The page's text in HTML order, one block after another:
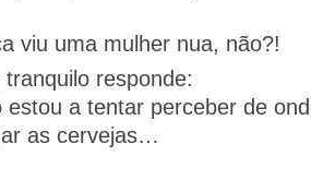
viu uma mulher nua, não?!
responde:
estou a tentar perceber de
as cervejas…